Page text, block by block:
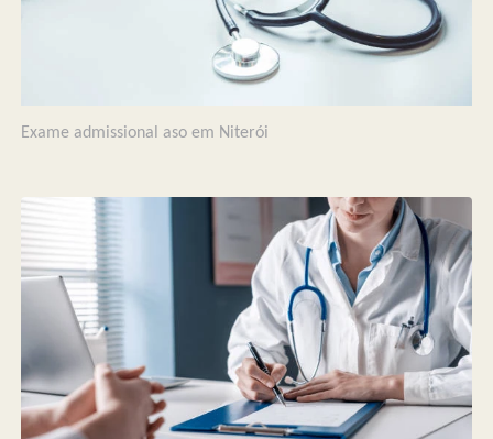
Exame admissional aso em Niterói